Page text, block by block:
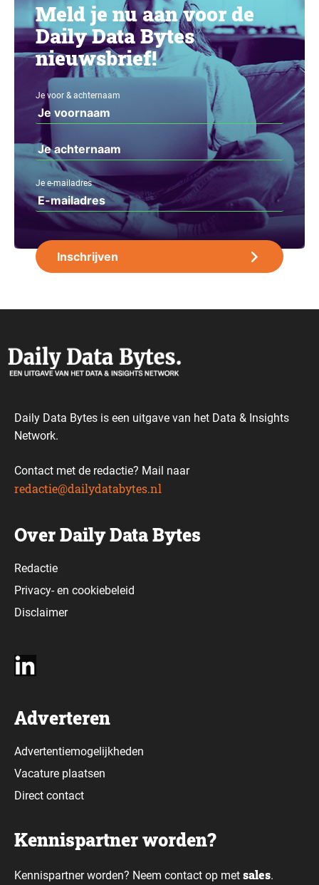
Meld je nu aan voor de
Daily Data Bytes
nieuwsbrief!
Je voor & achternaam
Je e-mailadres
Daily Data Bytes is een uitgave van het Data & Insights
Network.
Contact met de redactie? Mail naar
redactie@dailydatabytes.nl
Over Daily Data Bytes
Redactie
Privacy-en cookiebeleid
Disclaimer
Adverteren
Advertentiemogelijkheden
Vacature plaatsen
Direct contact
Kennispartner worden?
Kennispartner worden? Neem contact op met sales.